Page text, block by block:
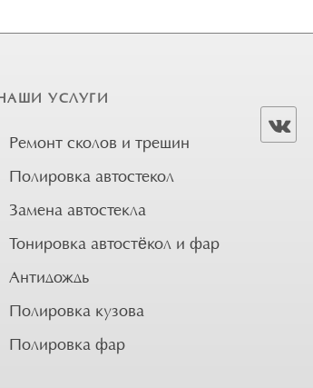
УСЛУГИ
Ремонт сколов и трещин
Полировка автостекол
Замена автостекла
Тонировка автостёкол и фар
Антидождь
Полировка кузова
Полировка фар